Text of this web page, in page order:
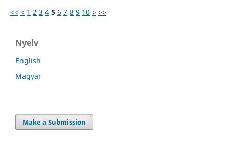
<< < 1 2 3 4 5 6 7 8 9 10 > >>
Nyelv
English
Magyar
Make a Submission